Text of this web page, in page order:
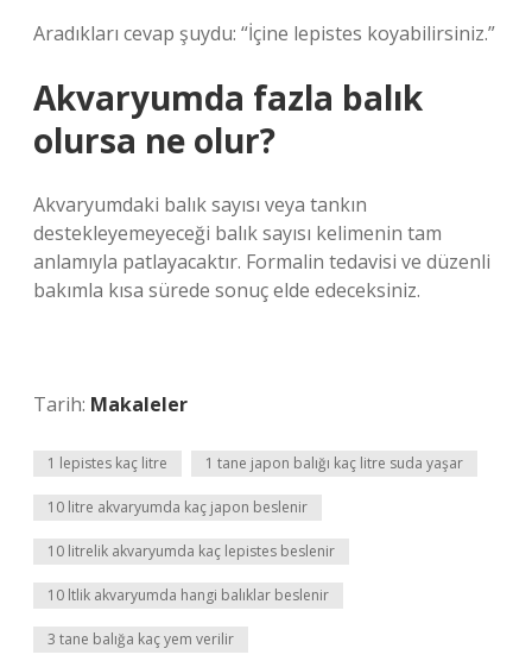
Aradıkları cevap şuydu: “İçine lepistes koyabilirsiniz.”
Akvaryumda fazla balık
olursa ne olur?
Akvaryumdaki balık sayısı veya tankın
destekleyemeyeceği balık sayısı kelimenin tam
anlamıyla patlayacaktır. Formalin tedavisi ve düzenli
bakımla kısa sürede sonuç elde edeceksiniz.
Tarih: Makaleler
1 lepistes kaç litre 1 tane japon balığı kaç litre suda yaşar
10 litre akvaryumda kaç japon beslenir
10 litrelik akvaryumda kaç lepistes beslenir
10 ltlik akvaryumda hangi balıklar beslenir
3 tane balığa kaç yem verilir